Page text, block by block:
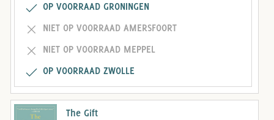
OP VOORRAAD GRONINGEN
NIET OP VOORRAAD AMERSFOORT
NIET OP VOORRAAD MEPPEL
OP VOORRAAD ZWOLLE
The Gift